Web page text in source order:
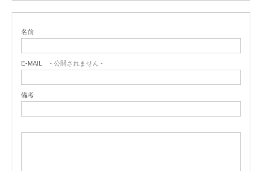
名前
E-MAIL - 公開されません -
備考